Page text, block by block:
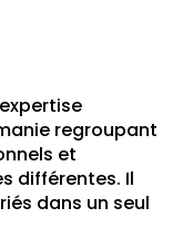
regroupant
et
différentes. Il
dans un seul